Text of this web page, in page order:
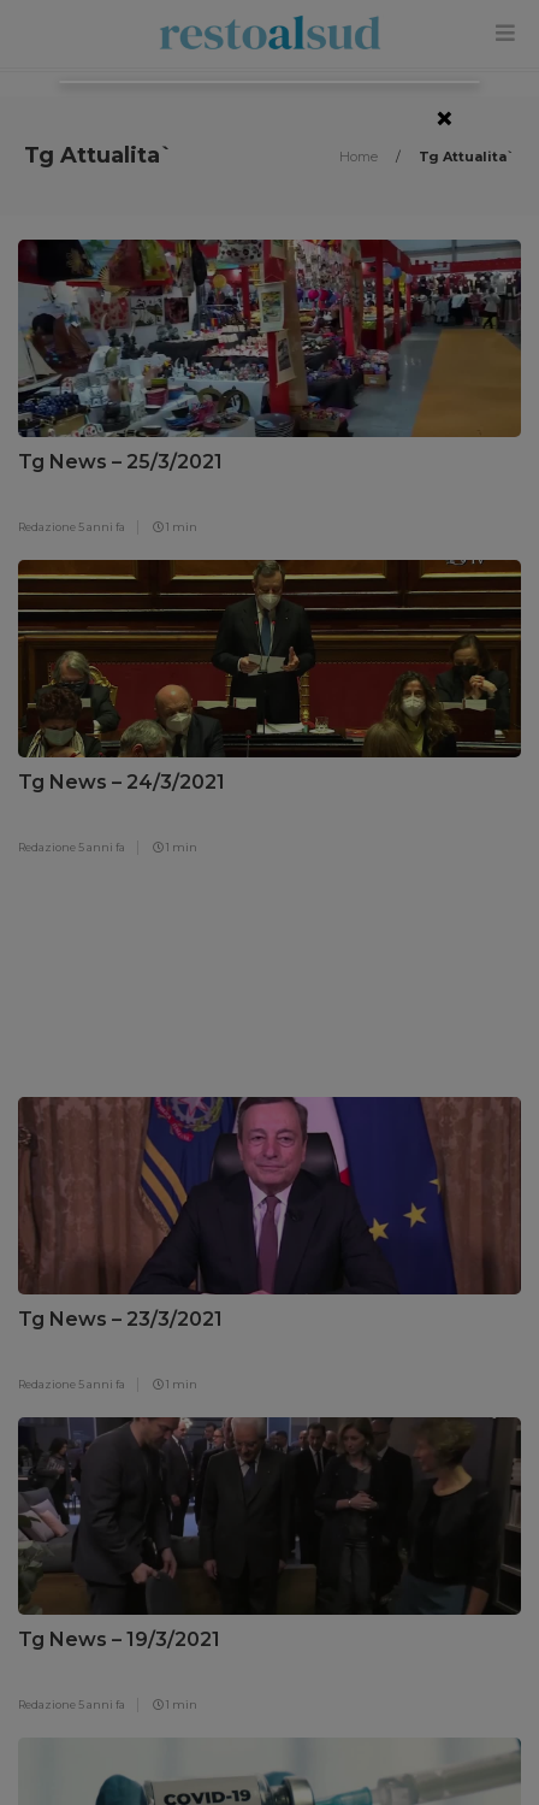
Tg Attualita` Home / Tg Attualita`
Tg News – 25/3/2021
Redazione 5 anni fa 1 min
Tg News – 24/3/2021
Redazione 5 anni fa 1 min
Tg News – 23/3/2021
Redazione 5 anni fa 1 min
Tg News – 19/3/2021
Redazione 5 anni fa 1 min
×